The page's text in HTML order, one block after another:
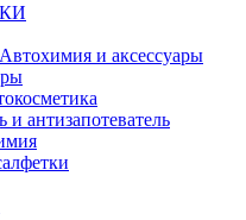
Автохимия и аксессуары
антизапотеватель